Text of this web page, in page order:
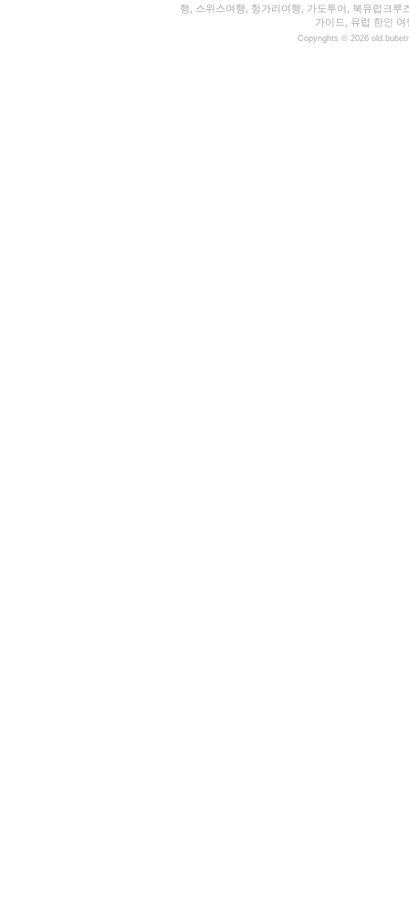
행, 스위스여행, 헝가리여행, 가도투어, 북유럽크
가이드, 유럽 한인
Copyrights © 2026